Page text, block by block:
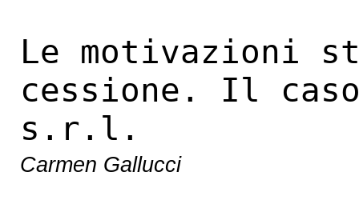
Le motivazioni
cessione. Il
s.r.l.
Carmen Gallucci